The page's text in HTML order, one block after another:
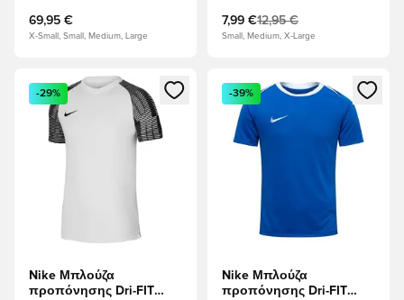
Κύπελλο 2026 - Γκρι
κασσίτερου/Φωτεινό
69,95 €
X-Small, Small, Medium, Large
7,99 €12,95 €
Small, Medium, X-Large
Ανοίγει ένα Modal για να συνδεθείτε ή να εγγραφείτε ως
-29%
Nike Μπλούζα
προπόνησης Dri-FIT
Ανοίγει ένα Modal για να
-39%
Nike Μπλούζα
προπόνησης Dri-FIT